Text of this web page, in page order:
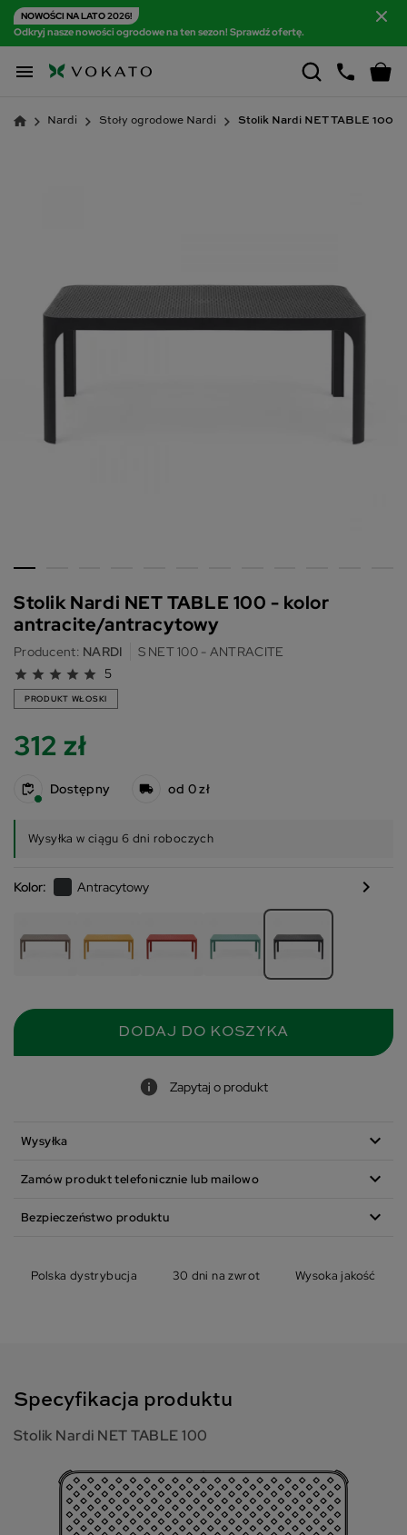
NOWOŚCI NA LATO 2026!
Odkryj nasze nowości ogrodowe na ten sezon! Sprawdź ofertę.

Nardi Stoły ogrodowe Nardi Stolik Nardi NET TABLE 100
Stolik Nardi NET TABLE 100 - kolor
antracite/antracytowy
Producent: NARDI S NET 100 - ANTRACITE
star star star star star 5
PRODUKT WŁOSKI
312 zł
Dostępny od 0 zł
Wysyłka w ciągu 6 dni roboczych
Kolor: Antracytowy chevron_right
DODAJ DO KOSZYKA
Zapytaj o produkt
Wysyłka expand_more
Zamów produkt telefonicznie lub mailowo expand_more
Bezpieczeństwo produktu expand_more
Polska dystrybucja 30 dni na zwrot Wysoka jakość
Specyfikacja produktu
Stolik Nardi NET TABLE 100